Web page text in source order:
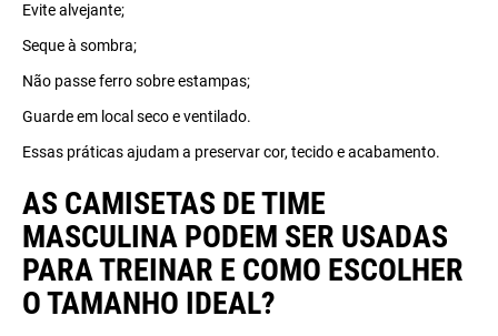
Evite alvejante;
Seque à sombra;
Não passe ferro sobre estampas;
Guarde em local seco e ventilado.
Essas práticas ajudam a preservar cor, tecido e acabamento.
AS CAMISETAS DE TIME
MASCULINA PODEM SER USADAS
PARA TREINAR E COMO ESCOLHER
O TAMANHO IDEAL?